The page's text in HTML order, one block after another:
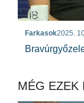
Farkasok2025.
MÉG EZEK